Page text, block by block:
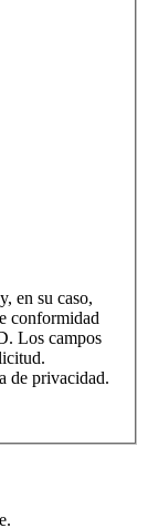
en su caso,
conformidad
Los campos
de privacidad.